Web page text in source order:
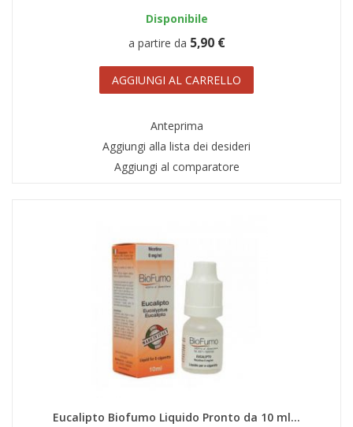
Disponibile
a partire da 5,90 €
AGGIUNGI AL CARRELLO
Anteprima
Aggiungi alla lista dei desideri
Aggiungi al comparatore
Eucalipto Biofumo Liquido Pronto da 10 ml...